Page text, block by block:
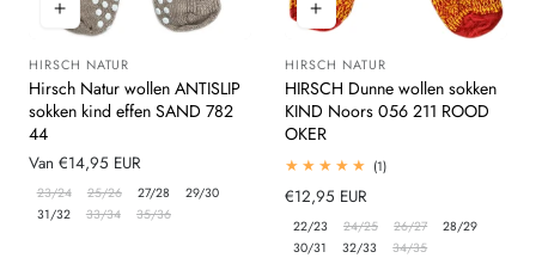
Leverancier:
HIRSCH NATUR
Hirsch Natur wollen ANTISLIP
sokken kind effen SAND 782
44
Normale
prijs
Van €14,95 EUR
23/24 25/26 27/28
29/30
31/32
33/34 35/36
Leverancier:
HIRSCH NATUR
HIRSCH Dunne wollen sokken
KIND Noors 056 211 ROOD
OKER
(1)1
Normale
prijs
€12,95 EUR
22/23 24/25 26/27
28/29
30/31
32/33 34/35